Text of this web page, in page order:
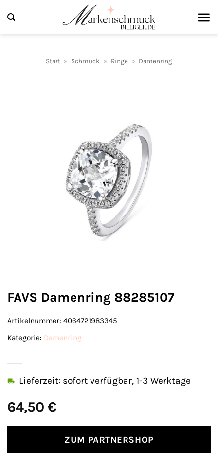
Inhalt
Start » Schmuck » Ringe » Damenring
FAVS Damenring 88285107
64,50 €
Lieferzeit: sofort verfügbar, 1-3 Werktage
ZUM PARTNERSHOP
Artikelnummer: 4064721983345
Kategorie: Damenring